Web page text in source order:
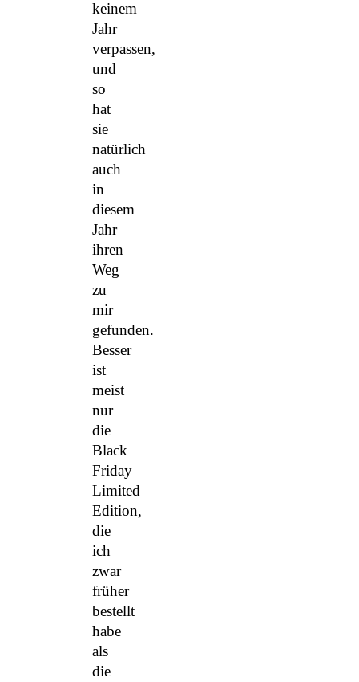
keinem
Jahr
verpassen,
und
so
hat
sie
natürlich
auch
in
diesem
Jahr
ihren
Weg
zu
mir
gefunden.
Besser
ist
meist
nur
die
Black
Friday
Limited
Edition,
die
ich
zwar
früher
bestellt
habe
als
die